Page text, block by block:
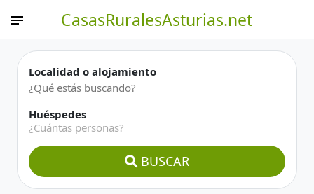
CasasRuralesAsturias.net
Localidad o alojamiento
Huéspedes
¿Cuántas personas?
BUSCAR